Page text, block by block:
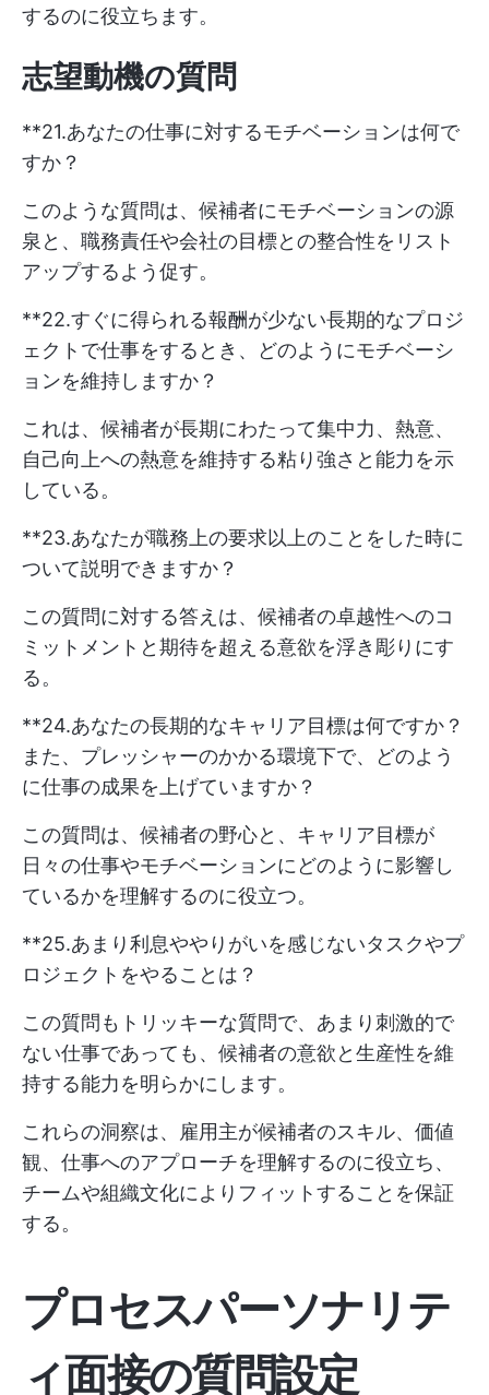
するのに役立ちます。
志望動機の質問
**21.あなたの仕事に対するモチベーションは何で
すか？
このような質問は、候補者にモチベーションの源
泉と、職務責任や会社の目標との整合性をリスト
アップするよう促す。
**22.すぐに得られる報酬が少ない長期的なプロジ
ェクトで仕事をするとき、どのようにモチベーシ
ョンを維持しますか？
これは、候補者が長期にわたって集中力、熱意、
自己向上への熱意を維持する粘り強さと能力を示
している。
**23.あなたが職務上の要求以上のことをした時に
ついて説明できますか？
この質問に対する答えは、候補者の卓越性へのコ
ミットメントと期待を超える意欲を浮き彫りにす
る。
**24.あなたの長期的なキャリア目標は何ですか？
また、プレッシャーのかかる環境下で、どのよう
に仕事の成果を上げていますか？
この質問は、候補者の野心と、キャリア目標が
日々の仕事やモチベーションにどのように影響し
ているかを理解するのに役立つ。
**25.あまり利息ややりがいを感じないタスクやプ
ロジェクトをやることは？
この質問もトリッキーな質問で、あまり刺激的で
ない仕事であっても、候補者の意欲と生産性を維
持する能力を明らかにします。
これらの洞察は、雇用主が候補者のスキル、価値
観、仕事へのアプローチを理解するのに役立ち、
チームや組織文化によりフィットすることを保証
する。
プロセスパーソナリテ
ィ面接の質問設定